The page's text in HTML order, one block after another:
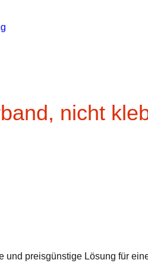
nicht
und preisgünstige Lösung für